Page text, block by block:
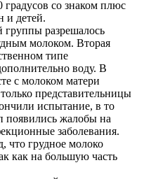
градусов со знаком плюс
и детей.
группы разрешалось
молоком. Вторая
типе
воду. В
с молоком матери
представительницы
испытание, в то
появились жалобы на
заболевания.
что грудное молоко
как на большую часть